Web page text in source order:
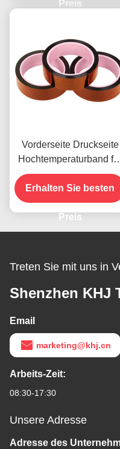
Preis
Vorderseite Druckseite
Hochtemperaturband
das vorhandene Produkt
Erhalten Sie besten
Preis
Treten Sie mit uns in
Shenzhen KHJ
Email
marketing@khj.cn
Arbeits-Zeit:
08:30-17:30
Unsere Adresse
Adresse des